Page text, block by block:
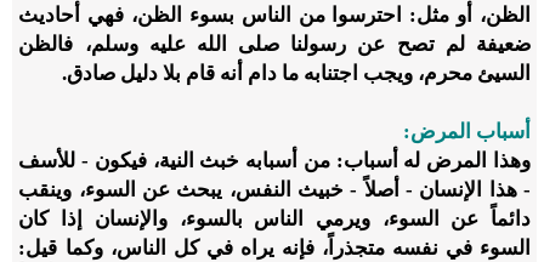
الظن، أو مثل: احترسوا من الناس بسوء الظن، فهي أحاديث
ضعيفة لم تصح عن رسولنا صلى الله عليه وسلم، فالظن
السيئ محرم، ويجب اجتنابه ما دام أنه قام بلا دليل صادق.
أسباب المرض:
وهذا المرض له أسباب: من أسبابه خبث النية، فيكون - للأسف
- هذا الإنسان - أصلاً - خبيث النفس، يبحث عن السوء، وينقب
دائماً عن السوء، ويرمي الناس بالسوء، والإنسان إذا كان
السوء في نفسه متجذراً، فإنه يراه في كل الناس، وكما قيل: